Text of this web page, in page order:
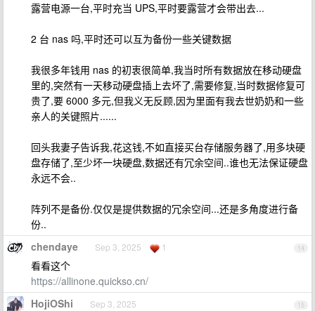
露营电源一台,平时充当 UPS,平时要露营才会带出去...
2 台 nas 吗,平时还可以互为备份一些关键数据
我很多年钱用 nas 的初衷很简单,我当时所有数据放在移动硬盘
里的,突然有一天移动硬盘插上去坏了,需要修复,当时数据修复可
贵了,要 6000 多元,但我义无反顾,因为里面有我去世奶奶和一些
亲人的关键照片......
回头我妻子告诉我,花这钱,不如直接买台存储服务器了,用多块硬
盘存储了,至少坏一块硬盘,数据还有冗余空间..谁也无法保证硬盘
永远不会..
阵列不是备份.仅仅是提供数据的冗余空间...还是多角度进行备
份..
14
chendaye Sep 3, 2025 1
看看这个
https://allinone.quickso.cn/
15
HojiOShi Sep 3, 2025